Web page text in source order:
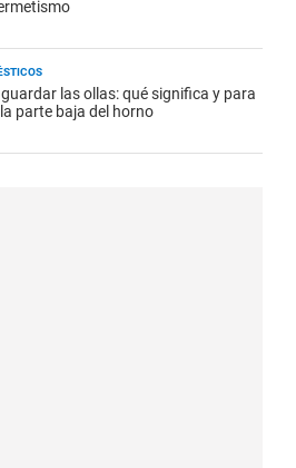
las ollas: qué significa y para
parte baja del horno